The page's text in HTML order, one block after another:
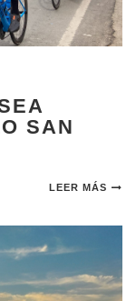
SAN
LEER MÁS